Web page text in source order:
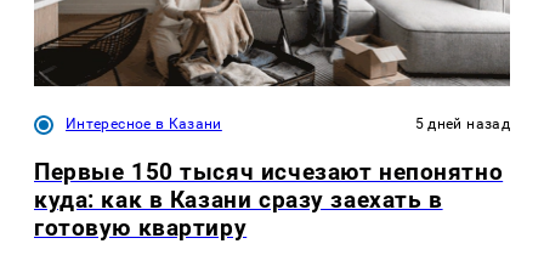
Интересное в Казани 5 дней назад
Первые 150 тысяч исчезают непонятно
куда: как в Казани сразу заехать в
готовую квартиру